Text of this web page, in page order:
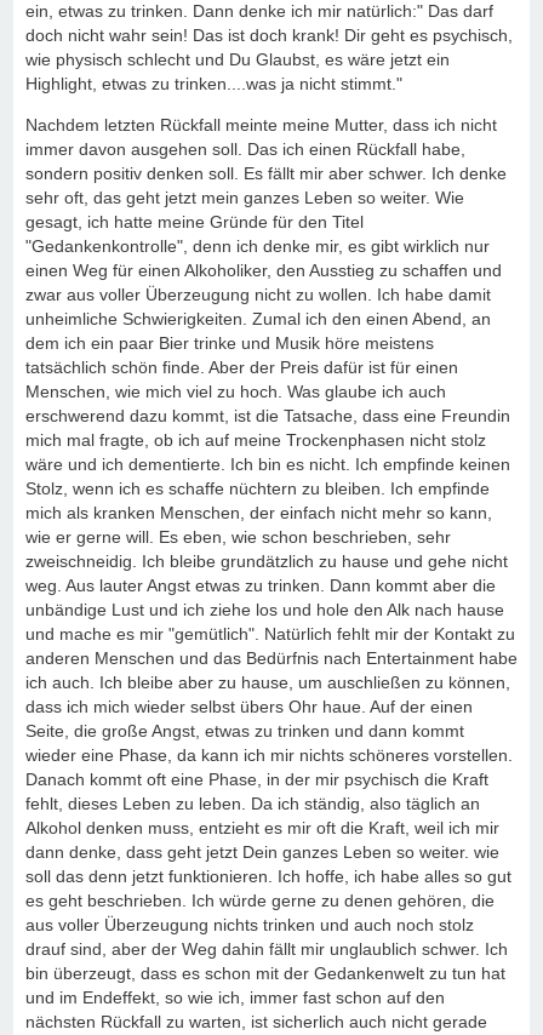
ein, etwas zu trinken. Dann denke ich mir natürlich:" Das darf
doch nicht wahr sein! Das ist doch krank! Dir geht es psychisch,
wie physisch schlecht und Du Glaubst, es wäre jetzt ein
Highlight, etwas zu trinken....was ja nicht stimmt."
Nachdem letzten Rückfall meinte meine Mutter, dass ich nicht
immer davon ausgehen soll. Das ich einen Rückfall habe,
sondern positiv denken soll. Es fällt mir aber schwer. Ich denke
sehr oft, das geht jetzt mein ganzes Leben so weiter. Wie
gesagt, ich hatte meine Gründe für den Titel
"Gedankenkontrolle", denn ich denke mir, es gibt wirklich nur
einen Weg für einen Alkoholiker, den Ausstieg zu schaffen und
zwar aus voller Überzeugung nicht zu wollen. Ich habe damit
unheimliche Schwierigkeiten. Zumal ich den einen Abend, an
dem ich ein paar Bier trinke und Musik höre meistens
tatsächlich schön finde. Aber der Preis dafür ist für einen
Menschen, wie mich viel zu hoch. Was glaube ich auch
erschwerend dazu kommt, ist die Tatsache, dass eine Freundin
mich mal fragte, ob ich auf meine Trockenphasen nicht stolz
wäre und ich dementierte. Ich bin es nicht. Ich empfinde keinen
Stolz, wenn ich es schaffe nüchtern zu bleiben. Ich empfinde
mich als kranken Menschen, der einfach nicht mehr so kann,
wie er gerne will. Es eben, wie schon beschrieben, sehr
zweischneidig. Ich bleibe grundätzlich zu hause und gehe nicht
weg. Aus lauter Angst etwas zu trinken. Dann kommt aber die
unbändige Lust und ich ziehe los und hole den Alk nach hause
und mache es mir "gemütlich". Natürlich fehlt mir der Kontakt zu
anderen Menschen und das Bedürfnis nach Entertainment habe
ich auch. Ich bleibe aber zu hause, um auschließen zu können,
dass ich mich wieder selbst übers Ohr haue. Auf der einen
Seite, die große Angst, etwas zu trinken und dann kommt
wieder eine Phase, da kann ich mir nichts schöneres vorstellen.
Danach kommt oft eine Phase, in der mir psychisch die Kraft
fehlt, dieses Leben zu leben. Da ich ständig, also täglich an
Alkohol denken muss, entzieht es mir oft die Kraft, weil ich mir
dann denke, dass geht jetzt Dein ganzes Leben so weiter. wie
soll das denn jetzt funktionieren. Ich hoffe, ich habe alles so gut
es geht beschrieben. Ich würde gerne zu denen gehören, die
aus voller Überzeugung nichts trinken und auch noch stolz
drauf sind, aber der Weg dahin fällt mir unglaublich schwer. Ich
bin überzeugt, dass es schon mit der Gedankenwelt zu tun hat
und im Endeffekt, so wie ich, immer fast schon auf den
nächsten Rückfall zu warten, ist sicherlich auch nicht gerade